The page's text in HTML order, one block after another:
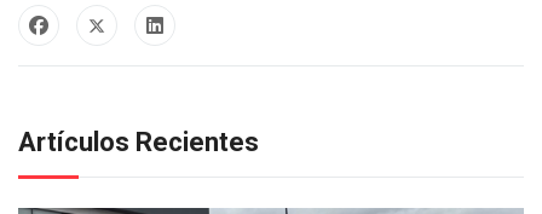
Artículos Recientes